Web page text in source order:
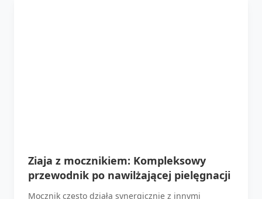
Ziaja z mocznikiem: Kompleksowy
przewodnik po nawilżającej pielęgnacji
Mocznik często działa synergicznie z innymi